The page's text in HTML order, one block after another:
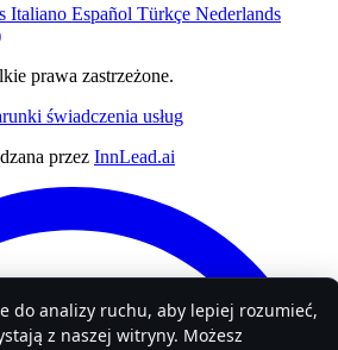
Italiano Español Türkçe Nederlands
prawa zastrzeżone.
świadczenia usług
przez InnLead.ai
do analizy ruchu, aby lepiej rozumieć,
z naszej witryny. Możesz